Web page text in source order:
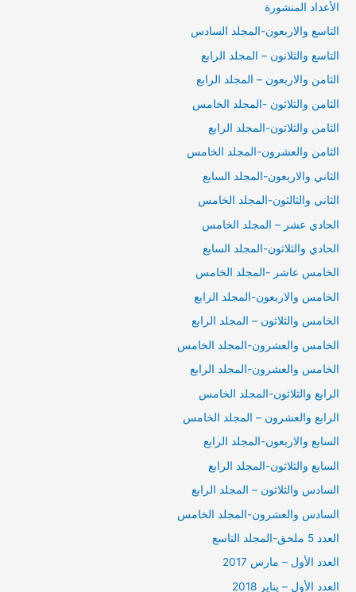
الأعداد المنشورة
التاسع والاربعون-المجلد السادس
التاسع والثلانون – المجلد الرابع
الثامن والاربعون – المجلد الرابع
الثامن والثلاثون -المجلد الخامس
الثامن والثلاثون-المجلد الرابع
الثامن والعشرون-المجلد الخامس
الثاني والاربعون-المجلد السابع
الثاني والثالثون-المجلد الخامس
الحادي عشر – المجلد الخامس
الحادي والثلاثون-المجلد السابع
الخامس عاشر -المجلد الخامس
الخامس والاربعون-المجلد الرابع
الخامس والثلاثون – المجلد الرابع
الخامس والعشرون-المجلد الخامس
الخامس والعشرون-المجلد الرابع
الرابع والثلاثون-المجلد الخامس
الرابع والعشرون – المجلد الخامس
السابع والاربعون-المجلد الرابع
السابع والثلاثون-المجلد الرابع
السادس والثلاثون – المجلد الرابع
السادس والعشرون-المجلد الخامس
العدد 5 ملحق-المجلد التاسع
العدد الأول – مارس 2017
العدد الأول – يناير 2018